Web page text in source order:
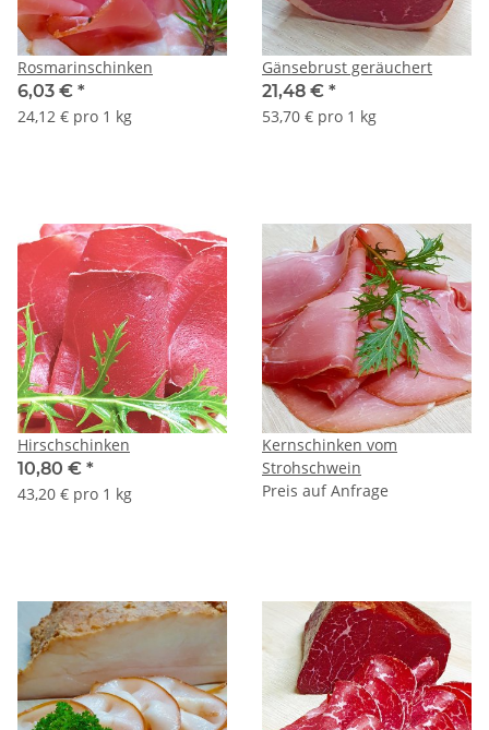
Rosmarinschinken
6,03 € *
24,12 € pro 1 kg
Gänsebrust geräuchert
21,48 € *
53,70 € pro 1 kg
Hirschschinken
10,80 € *
43,20 € pro 1 kg
Kernschinken vom
Strohschwein
Preis auf Anfrage